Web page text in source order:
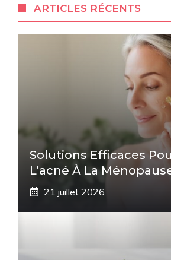
ARTICLES RÉCENTS
Solutions Efficaces
L’acné À La
21 juillet 2026